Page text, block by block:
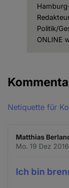
Politik/
ONLINE
Netiquette für
Matthias
Mo. 19 Dez
Ich bin